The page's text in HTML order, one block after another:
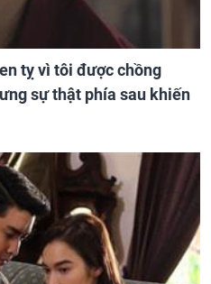
tỵ vì tôi được chồng
sự thật phía sau khiến